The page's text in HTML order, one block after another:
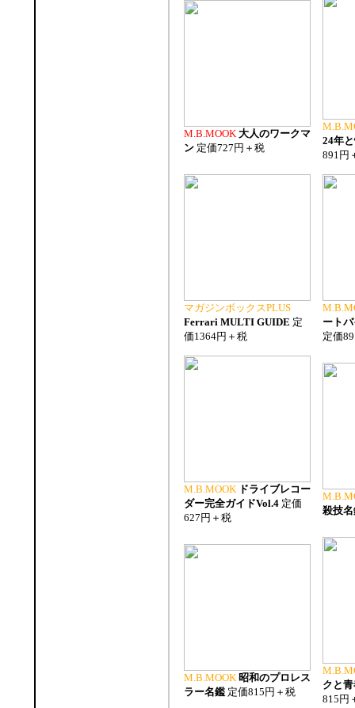
M.B.MOOK 大人のワークマ
ン定価727円＋税
24年
891円
マガジンボックスPLUS
Ferrari MULTI GUIDE 定
価1364円＋税
ート
定価
M.B.MOOK ドライブレコー
ダー完全ガイドVol.4定価
627円＋税
殺技名
M.B.MOOK 昭和のプロレス
ラー名鑑定価815円＋税
クと
815円